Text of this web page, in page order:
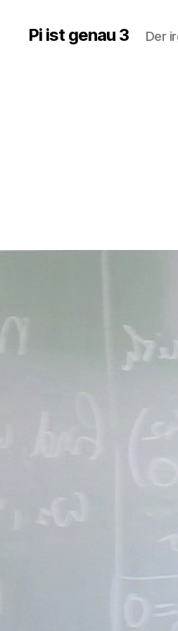
Pi ist genau 3 Der